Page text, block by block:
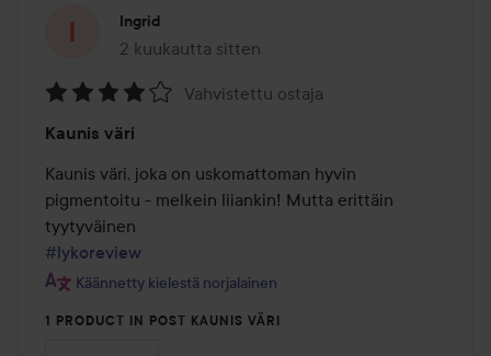
Ingrid
2 kuukautta sitten
Viesti luotiin 2 kuukautta sitten
4
/
5
Vahvistettu ostaja
Kaunis väri
Kaunis väri, joka on uskomattoman hyvin
pigmentoitu - melkein liiankin! Mutta erittäin
#lykoreview
Käännetty kielestä norjalainen
1 PRODUCT IN POST KAUNIS VÄRI